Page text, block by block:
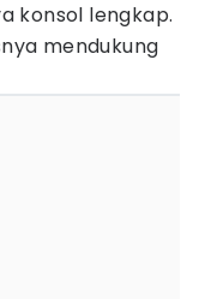
konsol lengkap.
mendukung